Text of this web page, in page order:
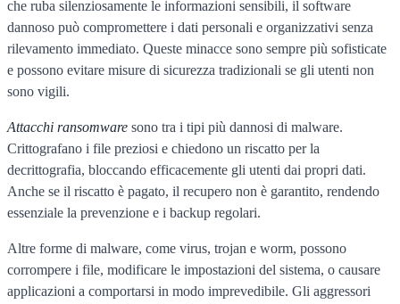
che ruba silenziosamente le informazioni sensibili, il software
dannoso può compromettere i dati personali e organizzativi senza
rilevamento immediato. Queste minacce sono sempre più sofisticate
e possono evitare misure di sicurezza tradizionali se gli utenti non
sono vigili.
Attacchi ransomware sono tra i tipi più dannosi di malware.
Crittografano i file preziosi e chiedono un riscatto per la
decrittografia, bloccando efficacemente gli utenti dai propri dati.
Anche se il riscatto è pagato, il recupero non è garantito, rendendo
essenziale la prevenzione e i backup regolari.
Altre forme di malware, come virus, trojan e worm, possono
corrompere i file, modificare le impostazioni del sistema, o causare
applicazioni a comportarsi in modo imprevedibile. Gli aggressori